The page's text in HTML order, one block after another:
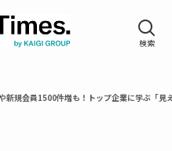
新規会員1500件増も！トップ企業に学ぶ「見